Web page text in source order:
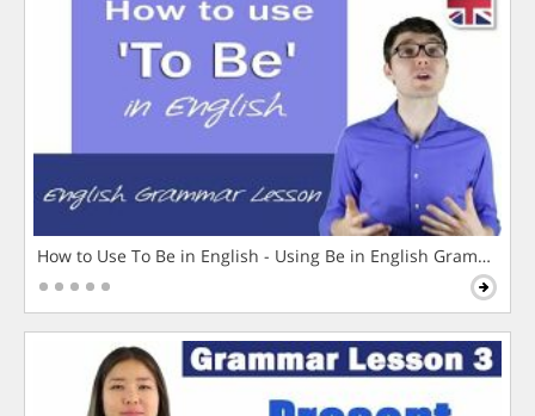
How to Use To Be in English - Using Be in English Grammar